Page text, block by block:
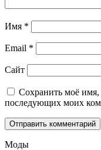
Имя *
Email *
Сайт
Сохранить моё имя,
последующих моих
Моды